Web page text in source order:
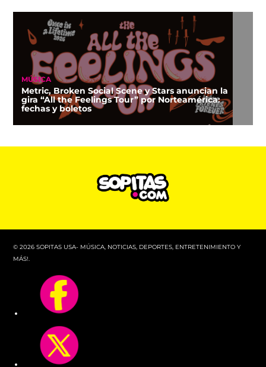
MÚSICA
Metric, Broken Social Scene y Stars anuncian la
gira “All the Feelings Tour” por Norteamérica:
fechas y boletos
© 2026 SOPITAS USA- MÚSICA, NOTICIAS, DEPORTES, ENTRETENIMIENTO Y
MÁS!.